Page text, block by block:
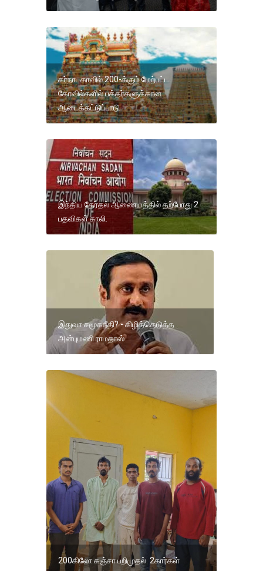
கர்நாடகாவில் 200-க்கும் மேற்பட்ட
கோவில்களில் பக்தர்களுக்கான
ஆடைக்கட்டுப்பாடு
இந்திய தேர்தல் ஆணையத்தில் தற்போது 2
பதவிகள் காலி.
இதுவா சமூகநீதி? - கிழித்தெடுத்த
அன்புமணி ராமதாஸ்
200கிலோ கஞ்சா பறிமுதல். 2கார்கள்